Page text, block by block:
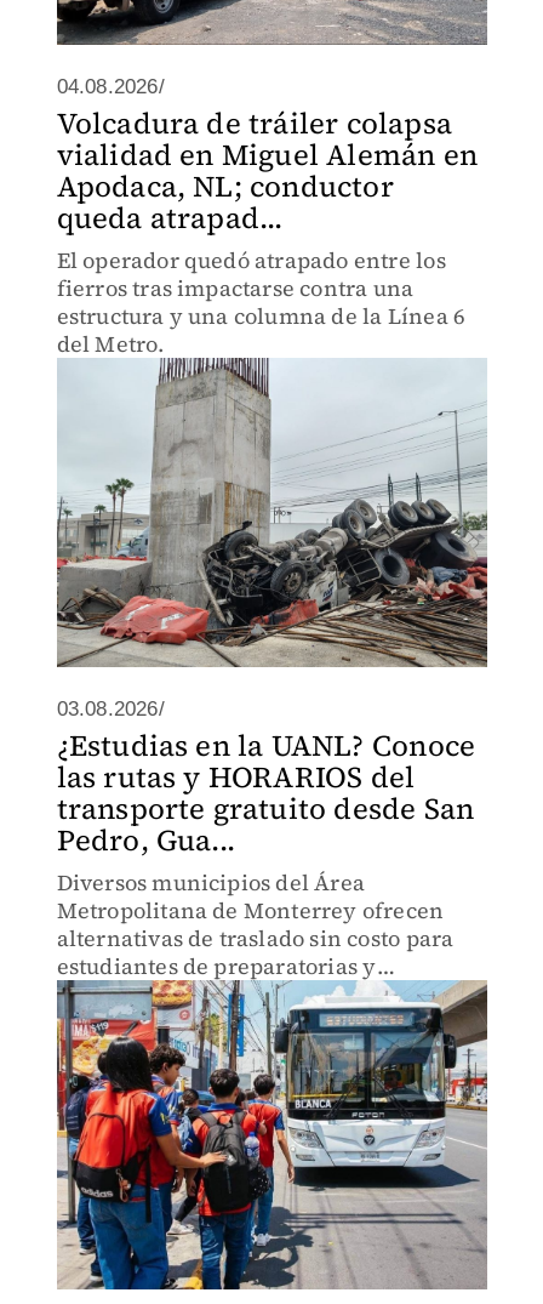
04.08.2026/
Volcadura de tráiler colapsa
vialidad en Miguel Alemán en
Apodaca, NL; conductor
queda atrapad...
El operador quedó atrapado entre los
fierros tras impactarse contra una
estructura y una columna de la Línea 6
del Metro.
03.08.2026/
¿Estudias en la UANL? Conoce
las rutas y HORARIOS del
transporte gratuito desde San
Pedro, Gua...
Diversos municipios del Área
Metropolitana de Monterrey ofrecen
alternativas de traslado sin costo para
estudiantes de preparatorias y
facultades de la UANL